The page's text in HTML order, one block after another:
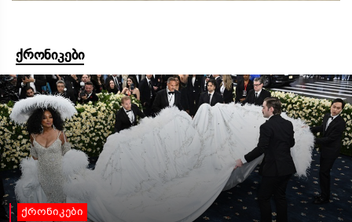
ქრონიკები
ქრონიკები